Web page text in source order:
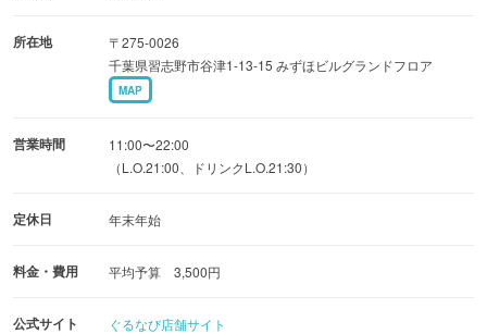
ランまで用意いたします。
■韓国屋台のような空間
アットホームな雰囲気と居心地のよさで初めてのお客様で
も安心して過ごせるよう、
を心掛けています。
お一人様から女子会、宴会まで気軽にお立ち寄りください
所在地
〒275-0026
千葉県習志野市谷津1-13-15 みずほビルグランドフロア
MAP
営業時間
11:00〜22:00
（L.O.21:00、ドリンクL.O.21:30）
定休日 年末年始
料金・費用 平均予算 3,500円
公式サイト ぐるなび店舗サイト